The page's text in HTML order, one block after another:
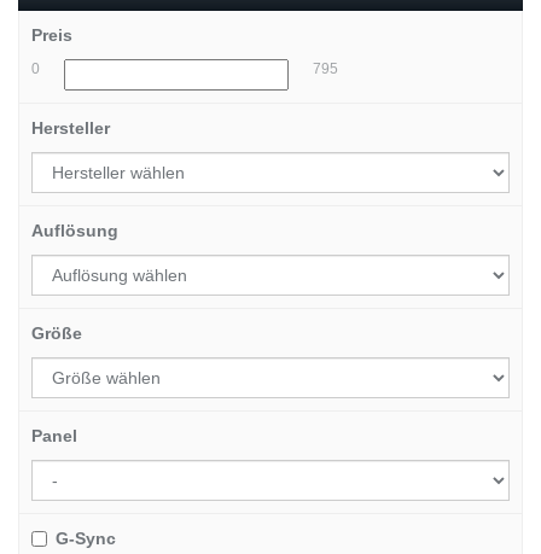
Preis
0 795
Hersteller
Auflösung
Größe
Panel
G-Sync